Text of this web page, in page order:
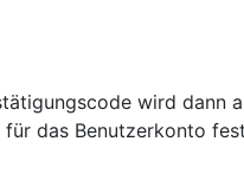
wird dann
das Benutzerkonto